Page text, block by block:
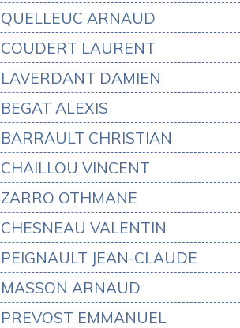
QUELLEUC ARNAUD
COUDERT LAURENT
LAVERDANT DAMIEN
BEGAT ALEXIS
BARRAULT CHRISTIAN
CHAILLOU VINCENT
ZARRO OTHMANE
CHESNEAU VALENTIN
PEIGNAULT JEAN-CLAUDE
MASSON ARNAUD
PREVOST EMMANUEL